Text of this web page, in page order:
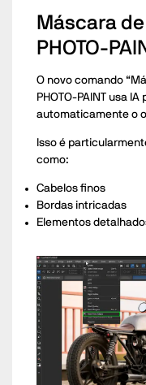
Máscara
PHOTO-
O novo comando
PHOTO-PAINT usa
automaticamente o
Isso é
como:
Cabelos finos
Bordas intricadas
Elementos